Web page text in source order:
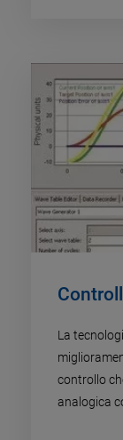
La
controllo
analogica